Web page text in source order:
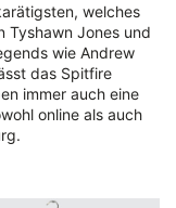
welches
Tyshawn Jones und
wie Andrew
das Spitfire
immer auch eine
online als auch